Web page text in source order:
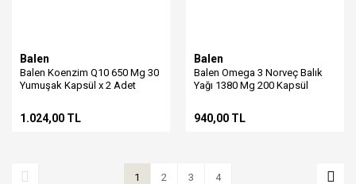
Balen
Balen Koenzim Q10 650 Mg 30
Yumuşak Kapsül x 2 Adet
1.024,00 TL
Balen
Balen Omega 3 Norveç Balık
Yağı 1380 Mg 200 Kapsül
940,00 TL
1 2 3 4